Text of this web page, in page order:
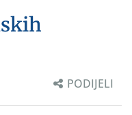
PODIJELI